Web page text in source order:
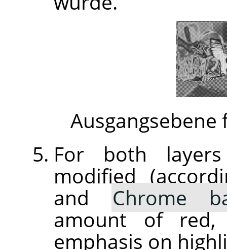
For both
modified
and Chrome
amount of
emphasis on